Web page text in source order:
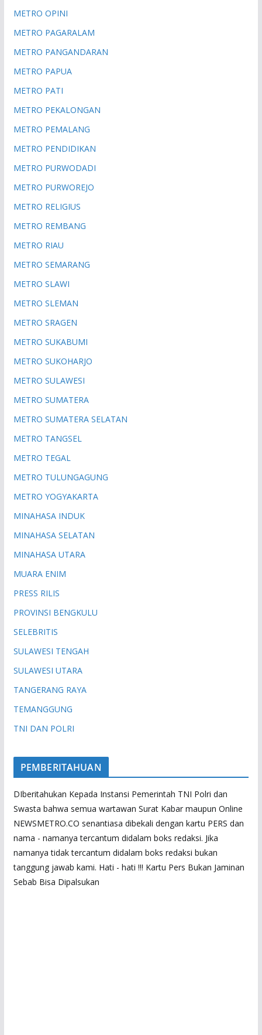
METRO OPINI
METRO PAGARALAM
METRO PANGANDARAN
METRO PAPUA
METRO PATI
METRO PEKALONGAN
METRO PEMALANG
METRO PENDIDIKAN
METRO PURWODADI
METRO PURWOREJO
METRO RELIGIUS
METRO REMBANG
METRO RIAU
METRO SEMARANG
METRO SLAWI
METRO SLEMAN
METRO SRAGEN
METRO SUKABUMI
METRO SUKOHARJO
METRO SULAWESI
METRO SUMATERA
METRO SUMATERA SELATAN
METRO TANGSEL
METRO TEGAL
METRO TULUNGAGUNG
METRO YOGYAKARTA
MINAHASA INDUK
MINAHASA SELATAN
MINAHASA UTARA
MUARA ENIM
PRESS RILIS
PROVINSI BENGKULU
SELEBRITIS
SULAWESI TENGAH
SULAWESI UTARA
TANGERANG RAYA
TEMANGGUNG
TNI DAN POLRI
PEMBERITAHUAN
DIberitahukan Kepada Instansi Pemerintah TNI Polri dan
Swasta bahwa semua wartawan Surat Kabar maupun Online
NEWSMETRO.CO senantiasa dibekali dengan kartu PERS dan
nama - namanya tercantum didalam boks redaksi. Jika
namanya tidak tercantum didalam boks redaksi bukan
tanggung jawab kami. Hati - hati !!! Kartu Pers Bukan Jaminan
Sebab Bisa Dipalsukan